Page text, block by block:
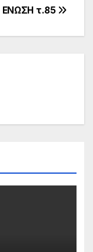
ΕΝΩΣΗ τ.85